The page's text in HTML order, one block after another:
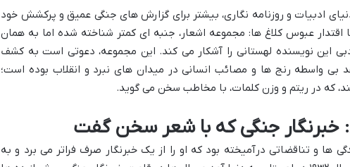
ادبیات و روزنامه نگاری، بیشتر برای گزارش های جنگی عمیق و پرکشش خود
عبوس کلاغ ها: مجموعه اشعار، جنبه ای کمتر شناخته شده اما به همان
ادبی این نویسنده لهستانی را آشکار می کند. این مجموعه، دعوتی است به کشف
واسطه رنج ها و مصائب انسانی در میدان های نبرد و انقلاب بوده است؛
که در ریتم و وزن کلمات، با مخاطب سخن می گوید.
خبرنگار جنگی که با شعر سخن گفت
ها و تناقضاتی درآمیخته بود که او را از یک خبرنگار صرف فراتر می برد و به